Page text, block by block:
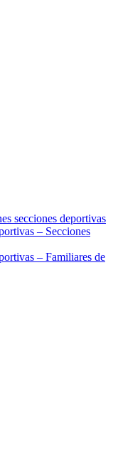
secciones deportivas
– Secciones
– Familiares de